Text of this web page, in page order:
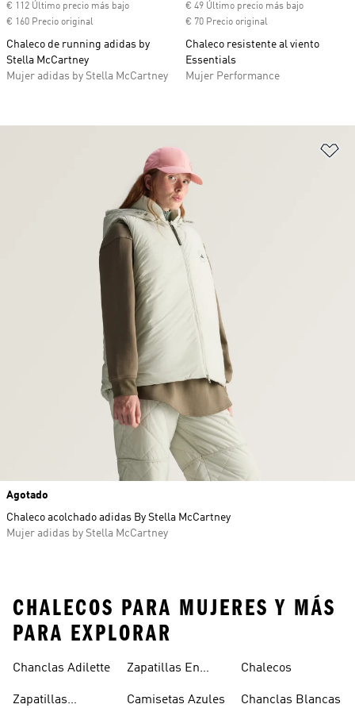
€ 112 Último precio más bajo
€ 160 Precio original
Chaleco de running adidas by
Stella McCartney
Mujer adidas by Stella McCartney
€ 49 Último precio más bajo
€ 70 Precio original
Chaleco resistente al viento
Essentials
Mujer Performance
Agotado
Chaleco acolchado adidas By Stella McCartney
Mujer adidas by Stella McCartney
CHALECOS PARA MUJERES Y MÁS
PARA EXPLORAR
Chanclas Adilette
Zapatillas
Zapatillas En
Camisetas Azules
Chalecos
Chanclas Blancas